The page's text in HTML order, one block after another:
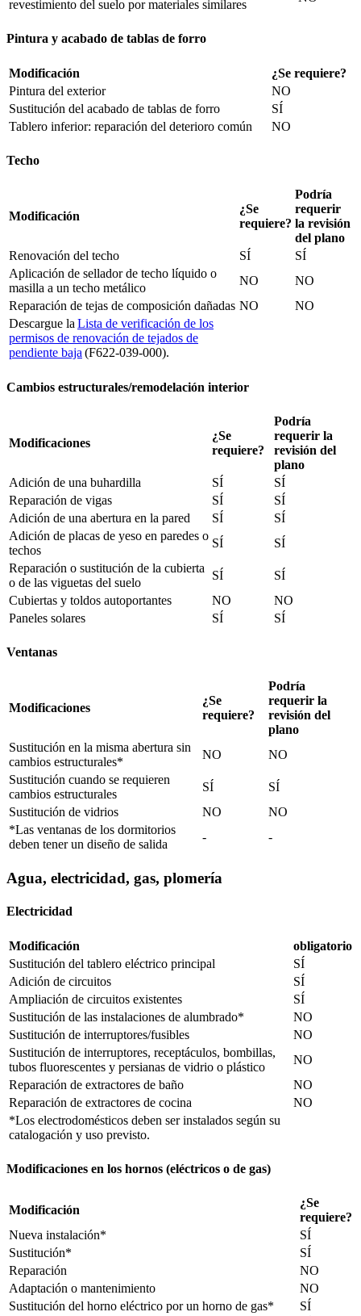
revestimiento del suelo por materiales similares
Pintura y acabado de tablas de forro
Modificación
¿Se requiere?
Pintura del exterior
NO
Sustitución del acabado de tablas de forro
SÍ
Tablero inferior: reparación del deterioro común
NO
Techo
Modificación
¿Se
requiere?
Podría
requerir
la revisión
del plano
Renovación del techo
SÍ
SÍ
Aplicación de sellador de techo líquido o
masilla a un techo metálico
NO
NO
Reparación de tejas de composición dañadas NO
NO
Descargue la Lista de verificación de los
permisos de renovación de tejados de
pendiente baja (F622-039-000).
Cambios estructurales/remodelación interior
Modificaciones
¿Se
requiere?
Podría
requerir la
revisión del
plano
Adición de una buhardilla
SÍ
SÍ
Reparación de vigas
SÍ
SÍ
Adición de una abertura en la pared
SÍ
SÍ
Adición de placas de yeso en paredes o
techos
SÍ
SÍ
Reparación o sustitución de la cubierta
o de las viguetas del suelo
SÍ
SÍ
Cubiertas y toldos autoportantes
NO
NO
Paneles solares
SÍ SÍ
Ventanas
Modificaciones
¿Se
requiere?
Podría
requerir la
revisión del
plano
Sustitución en la misma abertura sin
cambios estructurales*
NO
NO
Sustitución cuando se requieren
cambios estructurales
SÍ
SÍ
Sustitución de vidrios
NO
NO
*Las ventanas de los dormitorios
deben tener un diseño de salida
- -
Agua, electricidad, gas, plomería
Electricidad
Modificación
obligatorio
Sustitución del tablero eléctrico principal
SÍ
Adición de circuitos
SÍ
Ampliación de circuitos existentes
SÍ
Sustitución de las instalaciones de alumbrado*
NO
Sustitución de interruptores/fusibles
NO
Sustitución de interruptores, receptáculos, bombillas,
tubos fluorescentes y persianas de vidrio o plástico
NO
Reparación de extractores de baño
NO
Reparación de extractores de cocina
NO
*Los electrodomésticos deben ser instalados según su
catalogación y uso previsto.
Modificaciones en los hornos (eléctricos o de gas)
Modificación
¿Se
requiere?
Nueva instalación*
SÍ
Sustitución*
SÍ
Reparación
NO
Adaptación o mantenimiento
NO
Sustitución del horno eléctrico por un horno de gas*
SÍ